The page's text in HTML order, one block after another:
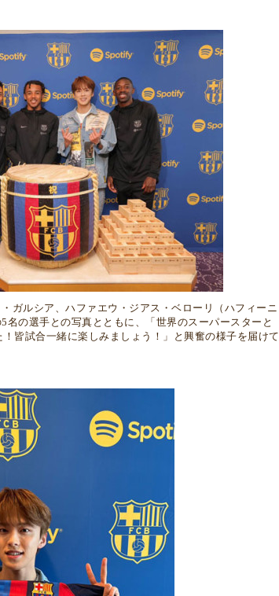
・ガルシア、ハファエウ・ジアス・ベローリ（ハフィーニ
の選手との写真とともに、
「世界のスーパースターと
！皆試合一緒に楽しみましょう！」と興奮の様子を届けて